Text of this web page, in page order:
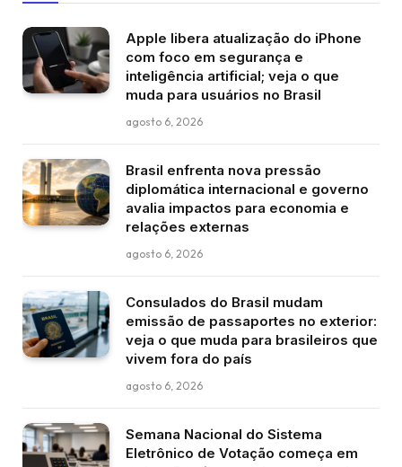
Apple libera atualização do iPhone
com foco em segurança e
inteligência artificial; veja o que
muda para usuários no Brasil
agosto 6, 2026
Brasil enfrenta nova pressão
diplomática internacional e governo
avalia impactos para economia e
relações externas
agosto 6, 2026
Consulados do Brasil mudam
emissão de passaportes no exterior:
veja o que muda para brasileiros que
vivem fora do país
agosto 6, 2026
Semana Nacional do Sistema
Eletrônico de Votação começa em